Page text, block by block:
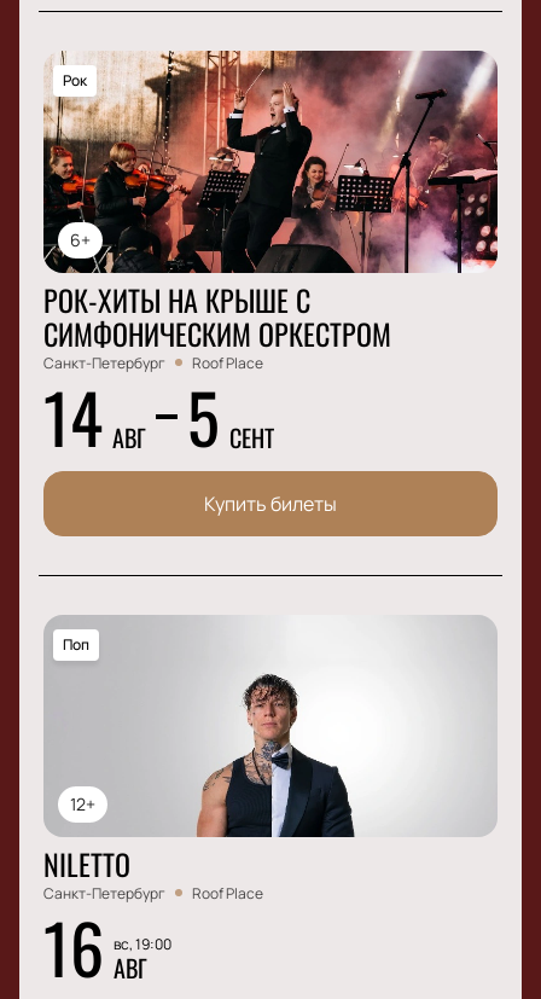
6+
Рок
РОК-ХИТЫ НА КРЫШЕ С
СИМФОНИЧЕСКИМ ОРКЕСТРОМ
Санкт-Петербург Roof Place
14 АВГ 5 СЕНТ
Купить билеты
12+
Поп
NILETTO
Санкт-Петербург Roof Place
16 вс, 19:00
АВГ